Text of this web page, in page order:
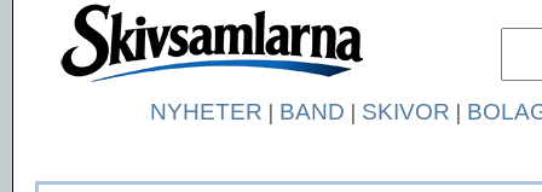
NYHETER | BAND | SKIVOR |